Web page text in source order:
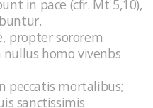
in pace (cfr. Mt 5,10),
propter sororem
homo vivenbs
peccatis mortalibus;
sanctissimis